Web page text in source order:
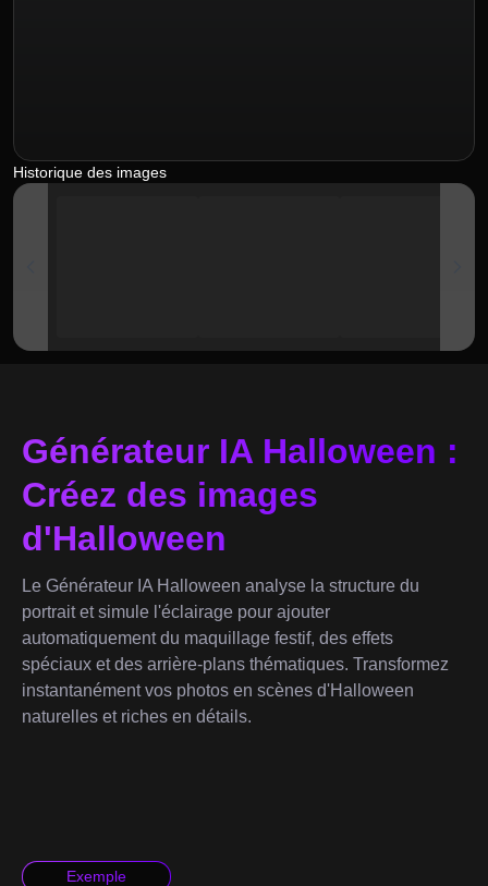
Historique des images
Générateur IA Halloween :
Créez des images
d'Halloween
Le Générateur IA Halloween analyse la structure du
portrait et simule l'éclairage pour ajouter
automatiquement du maquillage festif, des effets
spéciaux et des arrière-plans thématiques. Transformez
instantanément vos photos en scènes d'Halloween
naturelles et riches en détails.
Exemple